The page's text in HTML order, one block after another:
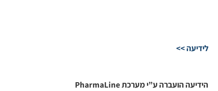
לידיעה >>
הידיעה הועברה ע”י מערכת PharmaLine